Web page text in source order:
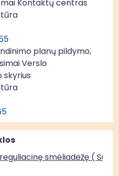
Kontaktų centras
planų pildymo,
Verslo
skyrius
smėliadėžę (